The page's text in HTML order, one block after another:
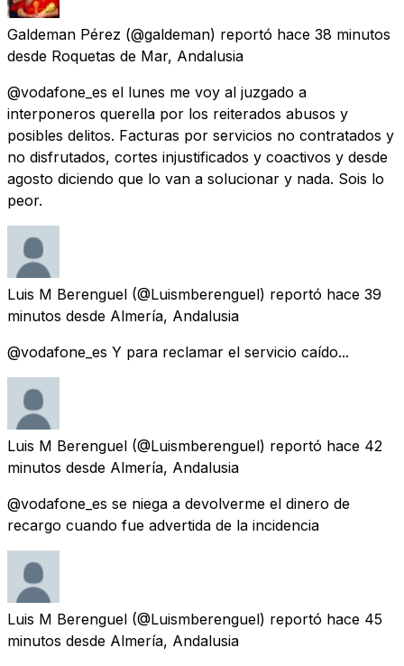
Galdeman Pérez (@galdeman) reportó hace 38 minutos
desde Roquetas de Mar, Andalusia
@vodafone_es el lunes me voy al juzgado a
interponeros querella por los reiterados abusos y
posibles delitos. Facturas por servicios no contratados y
no disfrutados, cortes injustificados y coactivos y desde
agosto diciendo que lo van a solucionar y nada. Sois lo
peor.
Luis M Berenguel (@Luismberenguel) reportó hace 39
minutos desde Almería, Andalusia
@vodafone_es Y para reclamar el servicio caído...
Luis M Berenguel (@Luismberenguel) reportó hace 42
minutos desde Almería, Andalusia
@vodafone_es se niega a devolverme el dinero de
recargo cuando fue advertida de la incidencia
Luis M Berenguel (@Luismberenguel) reportó hace 45
minutos desde Almería, Andalusia